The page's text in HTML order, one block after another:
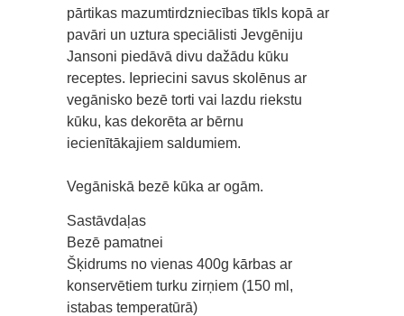
pārtikas mazumtirdzniecības tīkls kopā ar
pavāri un uztura speciālisti Jevgēniju
Jansoni piedāvā divu dažādu kūku
receptes. Iepriecini savus skolēnus ar
vegānisko bezē torti vai lazdu riekstu
kūku, kas dekorēta ar bērnu
iecienītākajiem saldumiem.
Vegāniskā bezē kūka ar ogām.
Sastāvdaļas
Bezē pamatnei
Šķidrums no vienas 400g kārbas ar
konservētiem turku zirņiem (150 ml,
istabas temperatūrā)